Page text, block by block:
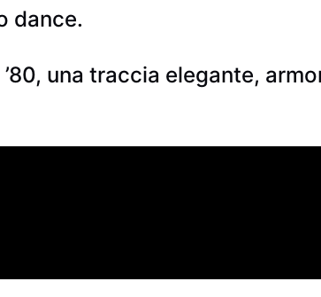
dance.
una traccia elegante,